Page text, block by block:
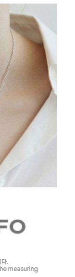
.
measuring